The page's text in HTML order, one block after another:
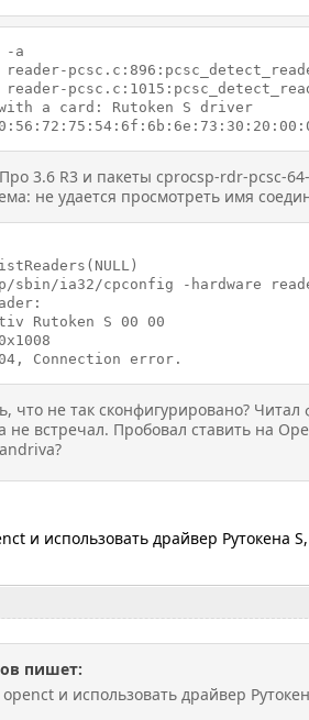
-a
a card: Rutoken S driver
3.6 R3 и пакеты cprocsp-rdr-pcsc-
не удается просмотреть имя
sbin/ia32/cpconfig -hardware
Rutoken S 00 00
Connection error.
что не так сконфигурировано?
не встречал. Пробовал ставить на
и использовать драйвер Рутокена
пишет:
и использовать драйвер